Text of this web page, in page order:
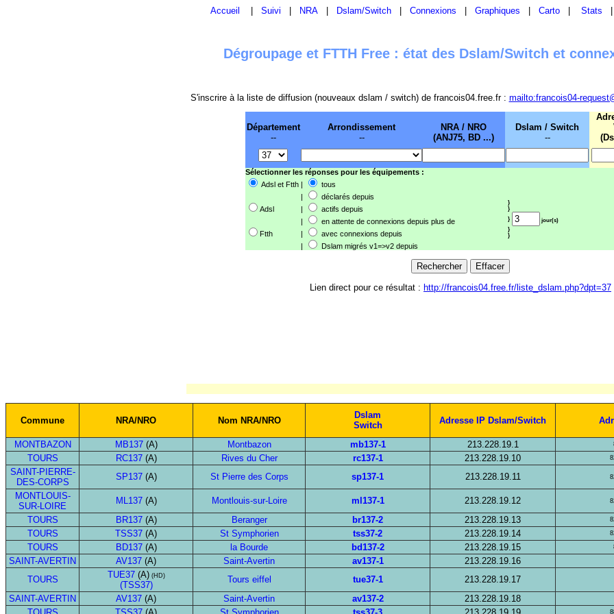
Accueil Suivi NRA Dslam/Switch Connexions Graphiques Carto Stats
Dégroupage et FTTH Free : état des Dslam/Switch et
S'inscrire à la liste de diffusion (nouveaux dslam / switch) de francois04.free.fr : mailto:francois04-
Département
--
Arrondissement
--
NRA / NRO
(ANJ75, BD ...)
Dslam / Switch
--
Sélectionner les réponses pour les équipements :
Adsl et Ftth |
tous
|
déclarés depuis
}
}
}
jour(s)
}
}
Adsl |
actifs depuis
|
en attente de connexions depuis plus de
Ftth
|
avec connexions depuis
|
Dslam migrés v1=>v2 depuis
Lien direct pour ce résultat : http://francois04.free.fr/liste_dslam.php?dpt=37
Commune NRA/NRO Nom NRA/NRO
Dslam
Switch
Adresse IP Dslam/Switch
MONTBAZON
MB137(A) Montbazon mb137-1 213.228.19.1
TOURS RC137(A) Rives du Cher rc137-1 213.228.19.10
SAINT-PIERRE-
DES-CORPS
SP137(A) St Pierre des Corps sp137-1 213.228.19.11
MONTLOUIS-
SUR-LOIRE
ML137(A) Montlouis-sur-Loire ml137-1 213.228.19.12
TOURS BR137(A) Beranger br137-2 213.228.19.13
TOURS TSS37 (A) St Symphorien tss37-2 213.228.19.14
TOURS BD137(A) la Bourde bd137-2 213.228.19.15
SAINT-AVERTIN AV137 (A) Saint-Avertin av137-1 213.228.19.16
TOURS TUE37(A)(HD)
(TSS37)
Tours eiffel tue37-1 213.228.19.17
SAINT-AVERTIN AV137 (A) Saint-Avertin av137-2 213.228.19.18